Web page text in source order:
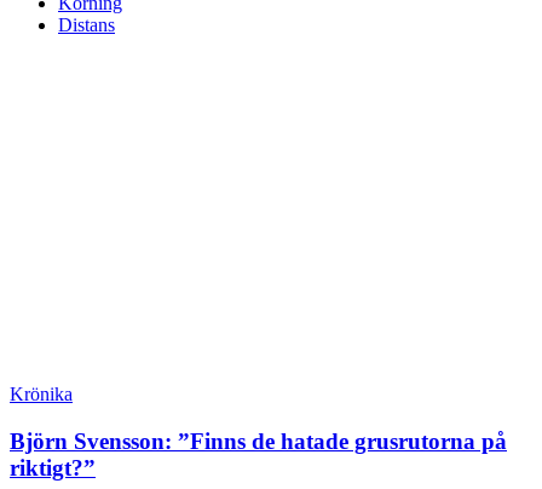
Körning
Björn Svensson: ”Finns de hatade grusrutorna på